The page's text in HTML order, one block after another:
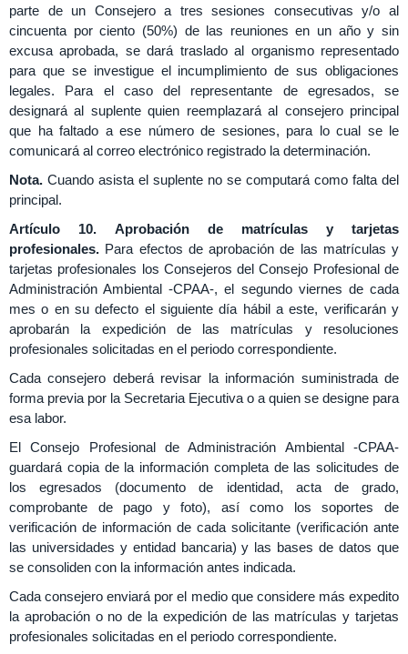
parte de un Consejero a tres sesiones consecutivas y/o al
cincuenta por ciento (50%) de las reuniones en un año y sin
excusa aprobada, se dará traslado al organismo representado
para que se investigue el incumplimiento de sus obligaciones
legales. Para el caso del representante de egresados, se
designará al suplente quien reemplazará al consejero principal
que ha faltado a ese número de sesiones, para lo cual se le
comunicará al correo electrónico registrado la determinación.
Nota. Cuando asista el suplente no se computará como falta del
principal.
Artículo 10.
Aprobación de matrículas y tarjetas
profesionales. Para efectos de aprobación de las matrículas y
tarjetas profesionales los Consejeros del Consejo Profesional de
Administración Ambiental -CPAA-, el segundo viernes de cada
mes o en su defecto el siguiente día hábil a este, verificarán y
aprobarán la expedición de las matrículas y resoluciones
profesionales solicitadas en el periodo correspondiente.
Cada consejero deberá revisar la información suministrada de
forma previa por la Secretaria Ejecutiva o a quien se designe para
esa labor.
El Consejo Profesional de Administración Ambiental -CPAA-
guardará copia de la información completa de las solicitudes de
los egresados (documento de identidad, acta de grado,
comprobante de pago y foto), así como los soportes de
verificación de información de cada solicitante (verificación ante
las universidades y entidad bancaria) y las bases de datos que
se consoliden con la información antes indicada.
Cada consejero enviará por el medio que considere más expedito
la aprobación o no de la expedición de las matrículas y tarjetas
profesionales solicitadas en el periodo correspondiente.